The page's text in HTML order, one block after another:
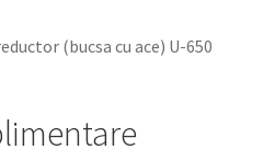
(bucsa cu ace) U-650